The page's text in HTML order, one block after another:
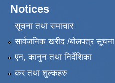
Notices
सूचना तथा समाचार
सार्वजनिक खरीद /बोलपत्र सूचना
एन, कानुन तथा निर्देशिका
कर तथा शुल्कहरु